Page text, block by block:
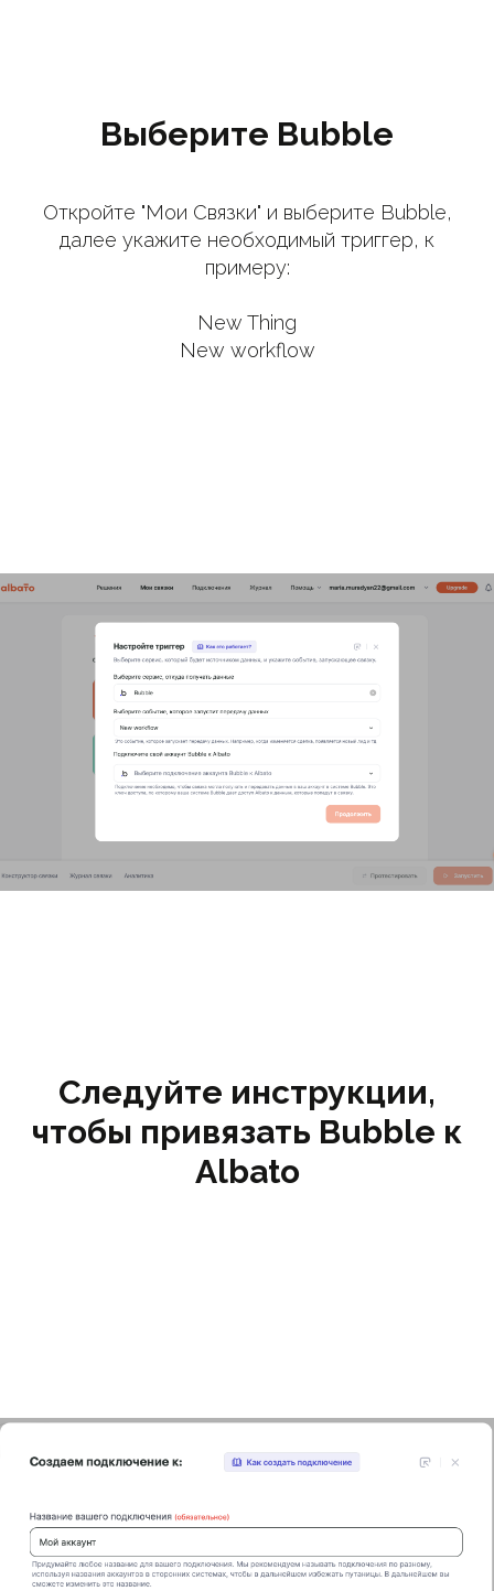
Выберите Bubble
Откройте "Мои Связки" и выберите Bubble,
далее укажите необходимый триггер, к
примеру:
New Thing
New workflow
Следуйте инструкции,
чтобы привязать Bubble к
Albato